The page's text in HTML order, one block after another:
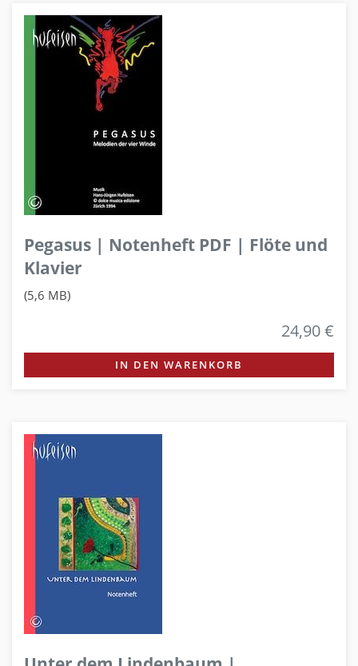
Pegasus | Notenheft PDF | Flöte und
Klavier
(5,6 MB)
24,90 €
IN DEN WARENKORB